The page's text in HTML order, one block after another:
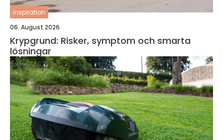
inspiration
06. August 2026
Krypgrund: Risker, symptom och smarta
lösningar